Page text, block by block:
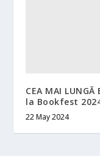
CEA MAI
la Bookfest
22 May 2024